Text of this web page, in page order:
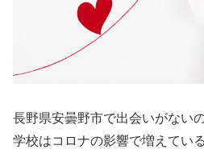
長野県安曇野市で出会いがない
学校はコロナの影響で増えてい